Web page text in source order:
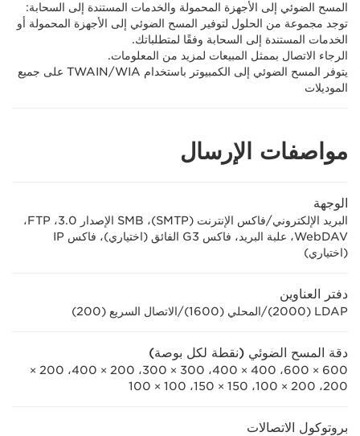
المسح الضوئي إلى الأجهزة المحمولة والخدمات المستندة إلى السحابة:
توجد مجموعة من الحلول لتوفير المسح الضوئي إلى الأجهزة المحمولة أو
الخدمات المستندة إلى السحابة وفقًا لمتطلباتك.
الرجاء الاتصال بممثل المبيعات لمزيد من المعلومات.
يتوفر المسح الضوئي إلى الكمبيوتر باستخدام TWAIN/WIA على جميع
الموديلات
مواصفات الإرسال
الوجهة
البريد الإلكتروني/فاكس الإنترنت (SMTP)‏، SMB الإصدار 3.0، FTP‏،
WebDAV، علبة البريد، فاكس G3 الفائق (اختياري)، فاكس IP
(اختياري)
دفتر العناوين
LDAP ‏(2000)/المحلي (1600)/الاتصال السريع (200)
دقة المسح الضوئي (نقطة لكل بوصة)
600 × 600، 400 × 400، 300 × 300، 200 × 400، 200 ×
200، 200 × 100، 150 × 150، 100 × 100
بروتوكول الاتصالات